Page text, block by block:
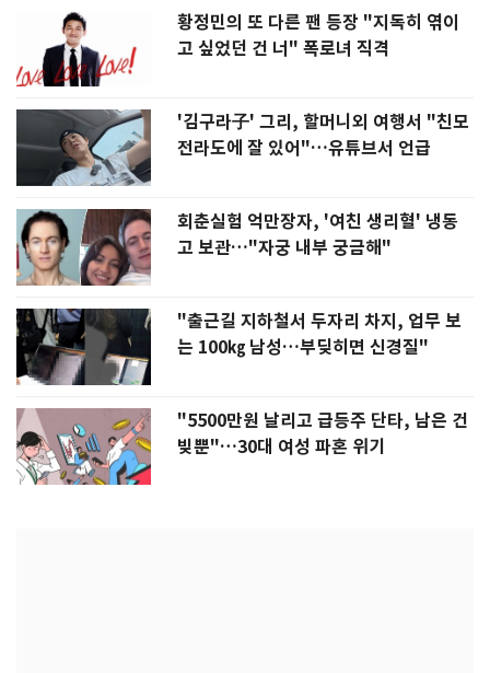
황정민의 또 다른 팬 등장 "지독히 엮이
고 싶었던 건 너" 폭로녀 직격
'김구라子' 그리, 할머니외 여행서 "친모
전라도에 잘 있어"…유튜브서 언급
회춘실험 억만장자, '여친 생리혈' 냉동
고 보관…"자궁 내부 궁금해"
"출근길 지하철서 두자리 차지, 업무 보
는 100㎏ 남성…부딪히면 신경질"
"5500만원 날리고 급등주 단타, 남은 건
빚뿐"…30대 여성 파혼 위기